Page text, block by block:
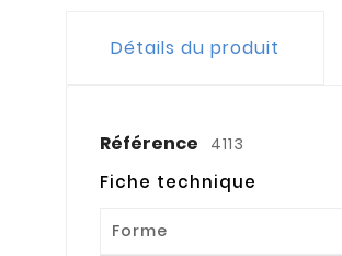
Détails du produit
Référence 4113
Fiche technique
Forme